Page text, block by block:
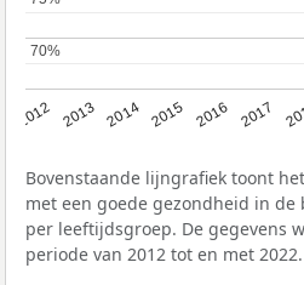
2012 2013 2014 2015 2016 2017
70%
70%
Bovenstaande lijngrafiek toont
met een goede gezondheid in
per leeftijdsgroep. De gegevens
periode van 2012 tot en met 2022.